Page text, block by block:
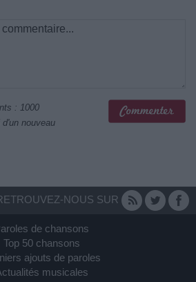
: 1000
nouveau
NOUS SUR
de chansons
Top 50 chansons
ajouts de paroles
musicales